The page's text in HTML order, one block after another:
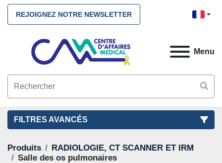
REJOIGNEZ NOTRE NEWSLETTER
Menu
FILTRES AVANCÉS
FILTRES (2) NETTOYEZ TOUS
Produits
RADIOLOGIE, CT SCANNER ET IRM
Salle des os pulmonaires